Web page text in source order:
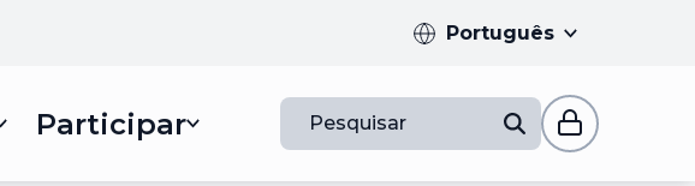
Português
Participar Pesquisar